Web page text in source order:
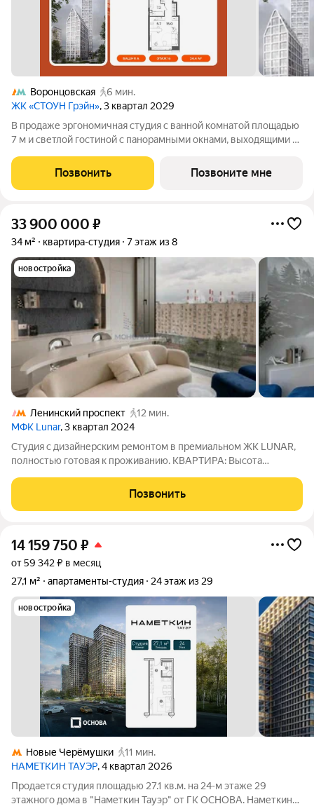
Воронцовская
6 мин.
ЖК «СТОУН Грэйн», 3 квартал 2029
В продаже эргономичная студия с ванной комнатой площадью
7 м и светлой гостиной с панорамными окнами, выходящими на
возможность организовать угловую кухню с полноценным
вместительным гарнитуром
Позвонить Позвоните мне
33 900 000 ₽
34 м² квартира-студия 7 этаж из 8
новостройка
Ленинский проспект
12 мин.
МФК Lunar, 3 квартал 2024
Студия с дизайнерским ремонтом в премиальном ЖК LUNAR,
полностью готовая к проживанию. КВАРТИРА: Высота
проспект и зелёные массивы Гагаринского района; Остается
Позвонить
14 159 750 ₽
от 59 342 ₽ в месяц
27,1 м²
апартаменты-студия 24 этаж из 29
новостройка
Новые Черёмушки
11 мин.
НАМЕТКИН ТАУЭР, 4 квартал 2026
Продается студия площадью 27.1 кв.м. на 24-м этаже 29
этажного дома в "Наметкин Тауэр" от ГК ОСНОВА. Наметкин